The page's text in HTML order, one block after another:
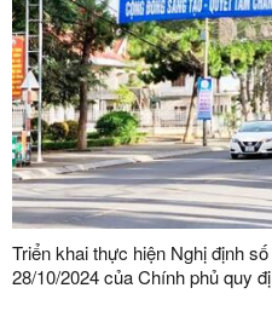
Triển khai thực hiện Nghị định
28/10/2024 của Chính phủ quy